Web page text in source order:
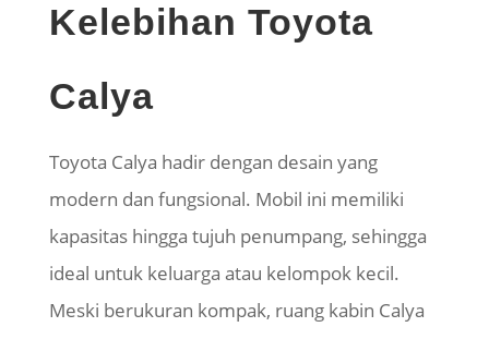
Kelebihan Toyota
Calya
Toyota Calya hadir dengan desain yang
modern dan fungsional. Mobil ini memiliki
kapasitas hingga tujuh penumpang, sehingga
ideal untuk keluarga atau kelompok kecil.
Meski berukuran kompak, ruang kabin Calya